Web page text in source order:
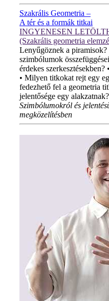
Szakrális Geometria –
A tér és a formák titkai
INGYENESEN
(Szakrális geometria
Lenyűgöznek a piramisok?
szimbólumok
érdekes
• Milyen titkokat rejt egy
fedezhető fel a geometria
jelentősége egy alakzatnak?
Szimbólumokról és
megközelítésben